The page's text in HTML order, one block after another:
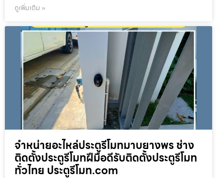
ดูเพิ่มเติม »
จำหน่ายอะไหล่ประตูรีโมทมาบยางพร ช่าง
ติดตั้งประตูรีโมทฝีมือดีรับติดตั้งประตูรีโมท
ทั่วไทย ประตูรีโมท.com